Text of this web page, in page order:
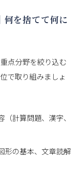
を捨てて何に
点分野を絞り込む
で取り組みましょ
計算問題、漢字、
形の基本、文章読解